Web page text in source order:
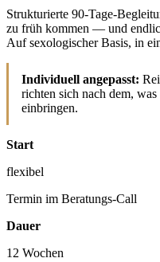
Strukturierte 90-Tage-
zu früh kommen — und
Auf sexologischer Basis, in
Individuell angepasst:
richten sich nach dem,
einbringen.
Start
flexibel
Termin im Beratungs-Call
Dauer
12 Wochen